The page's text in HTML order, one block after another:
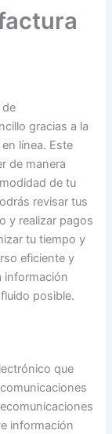
de
gracias a la
línea. Este
de manera
de tu
revisar tus
y realizar pagos
tu tiempo y
eficiente y
información
posible.
que
información